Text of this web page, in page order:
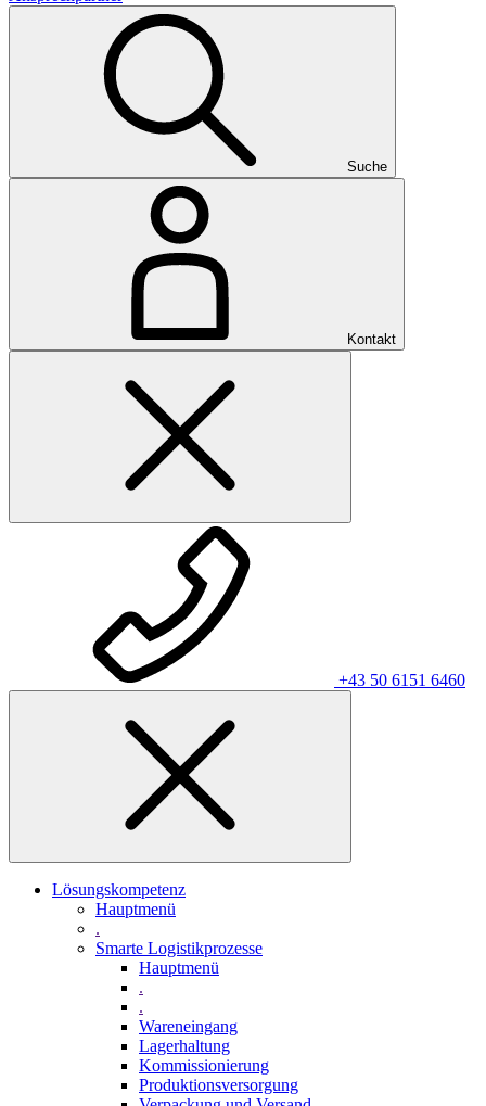
Suche
Kontakt
+43 50 6151 6460
Lösungskompetenz
Hauptmenü
.
Smarte Logistikprozesse
Hauptmenü
.
.
Wareneingang
Lagerhaltung
Kommissionierung
Produktionsversorgung